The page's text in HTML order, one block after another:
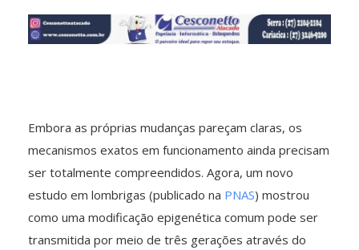
Embora as próprias mudanças pareçam claras, os
mecanismos exatos em funcionamento ainda precisam
ser totalmente compreendidos. Agora, um novo
estudo em lombrigas (publicado na PNAS) mostrou
como uma modificação epigenética comum pode ser
transmitida por meio de três gerações através do